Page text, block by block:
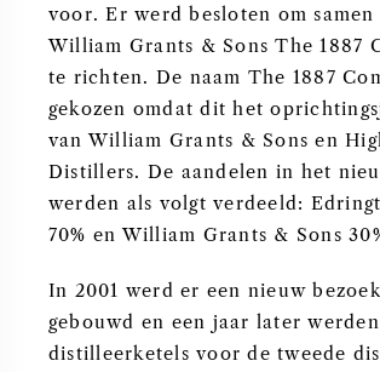
voor. Er werd besloten om samen
William Grants & Sons The 1887
te richten. De naam The 1887
gekozen omdat dit het
van William Grants & Sons en
Distillers. De aandelen in het
werden als volgt verdeeld:
70% en William Grants & Sons
In 2001 werd er een nieuw
gebouwd en een jaar later
distilleerketels voor de tweede